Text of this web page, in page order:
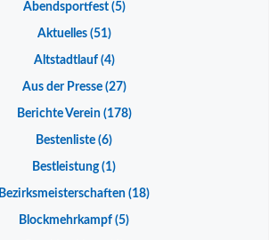
Abendsportfest(5)
Aktuelles(51)
Altstadtlauf(4)
Aus der Presse(27)
Berichte Verein(178)
Bestenliste (6)
Bestleistung(1)
Bezirksmeisterschaften (18)
Blockmehrkampf (5)